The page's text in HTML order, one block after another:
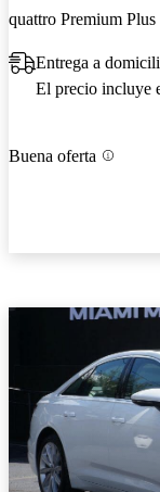
quattro Premium
Entrega a
El precio incluye
Buena oferta